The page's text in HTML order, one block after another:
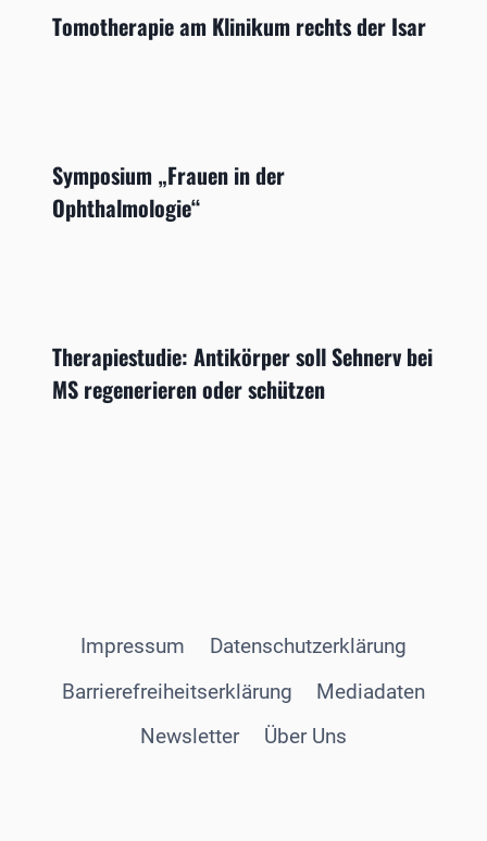
Tomotherapie am Klinikum rechts der Isar
Symposium „Frauen in der
Ophthalmologie“
Therapiestudie: Antikörper soll Sehnerv bei
MS regenerieren oder schützen
Impressum
Datenschutzerklärung
Barrierefreiheitserklärung
Mediadaten
Newsletter
Über Uns